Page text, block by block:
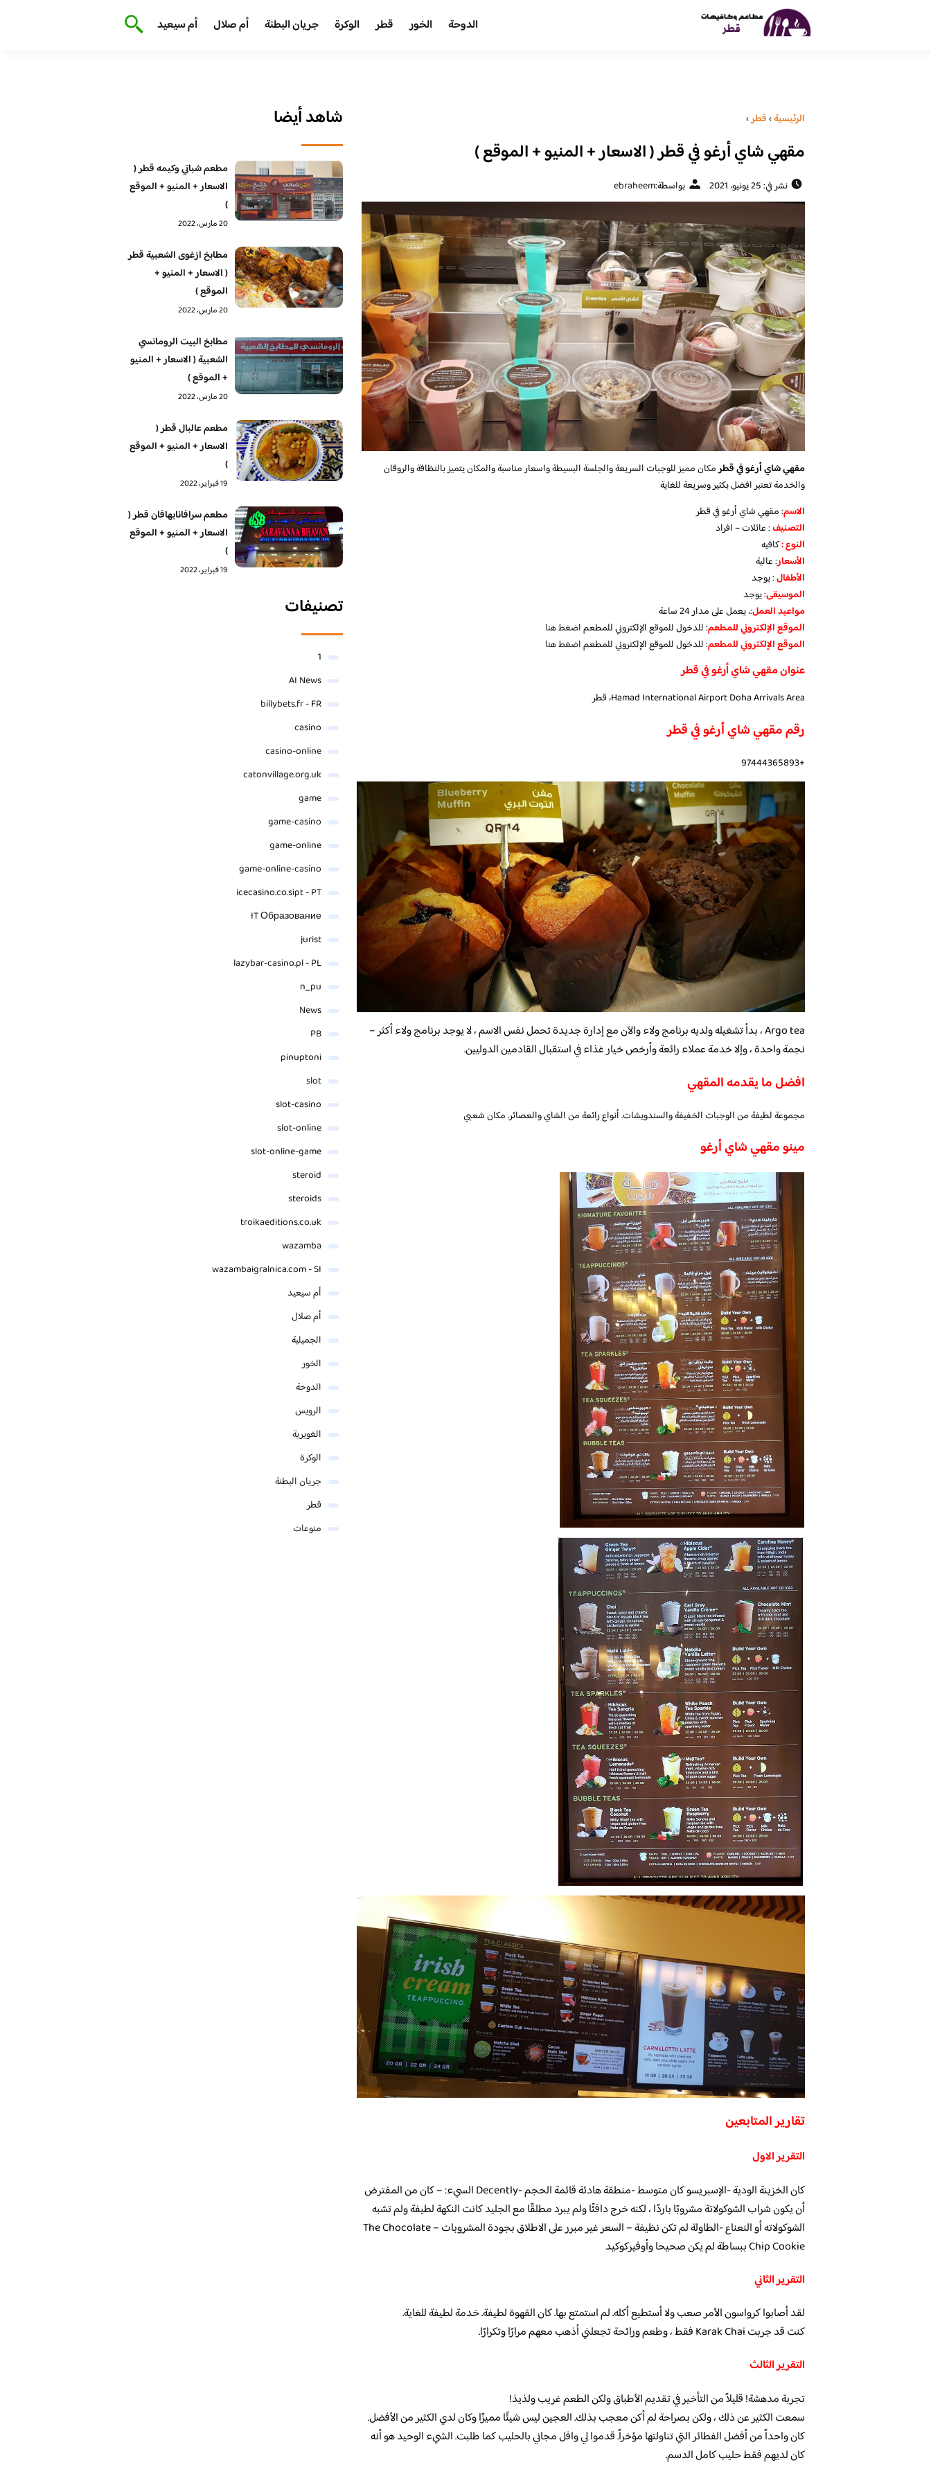
الدوحة الخور قطر الوكرة جريان البطنة أم صلال أم سيعيد
الرئيسية›قطر›
مقهي شاي أرغو في قطر ( الاسعار + المنيو + الموقع )
نشر في: 25 يونيو، 2021 بواسطة:ebraheem
مقهي شاي أرغو في قطرمكان مميز للوجبات السريعة والجلسة البسيطة واسعار مناسبة والمكان يتميز بالنظافة والروقان
والخدمة تعتبر افضل بكثير وسريعة للغاية
الاسم: مقهي شاي أرغو في قطر
التصنيف: عائلات – افراد
النوع :كافيه
الأسعار:عالية
الأطفال:يوجد
الموسيقى:يوجد
مواعيد العمل:، يعمل على مدار 24 ساعة
الموقع الإلكتروني للمطعم: للدخول للموقع الإلكتروني للمطعماضغط هنا
الموقع الإلكتروني للمطعم: للدخول للموقع الإلكتروني للمطعماضغط هنا
عنوان مقهي شاي أرغو في قطر
Hamad International Airport Doha Arrivals Area، قطر
رقم مقهي شاي أرغو في قطر
+97444365893
Argo tea ، بدأ تشغيله ولديه برنامج ولاء والآن مع إدارة جديدة تحمل نفس الاسم ، لا يوجد برنامج ولاء أكثر –
نجمة واحدة ، وإلا خدمة عملاء رائعة وأرخص خيار غذاء في استقبال القادمين الدوليين.
افضل ما يقدمه المقهي
مجموعة لطيفة من الوجبات الخفيفة والسندويشات. أنواع رائعة من الشاي والعصائر. مكان شعبي
مينو مقهي شاي أرغو
تقارير المتابعين
التقرير الاول
كان الخزينة الودية -الإسبريسو كان متوسط -منطقة هادئة قائمة الحجم -Decently السيء: – كان من المفترض
أن يكون شراب الشوكولاتة مشروبًا باردًا ، لكنه خرج دافئًا ولم يبرد مطلقًا مع الجليد كانت النكهة لطيفة ولم تشبه
الشوكولاته أو النعناع -الطاولة لم تكن نظيفة – السعر غير مبرر على الاطلاق بجودة المشروبات – The Chocolate
Chip Cookie ببساطة لم يكن صحيحا وأوفيركوكيد
التقرير الثاني
لقد أصابوا كرواسون الأمر صعب ولا أستطيع أكله. لم استمتع بها. كان القهوة لطيفة. خدمة لطيفة للغاية.
كنت قد جربت Karak Chai فقط ، وطعم ورائحة تجعلني أذهب معهم مرارًا وتكرارًا.
التقرير الثالث
تجربة مدهشة! قليلاً من التأخير في تقديم الأطباق ولكن الطعم غريب ولذيذ!
سمعت الكثير عن ذلك ، ولكن بصراحة لم أكن معجب بذلك. العجين ليس شيئًا مميزًا وكان لدي الكثير من الأفضل.
كان واحداً من أفضل الفطائر التي تناولتها مؤخراً. قدموا لي وافل مجاني بالحليب كما طلبت. الشيء الوحيد هو أنه
كان لديهم فقط حليب كامل الدسم.
شاهد أيضا
مطعم شباتي وكيمه قطر (
الاسعار + المنيو + الموقع
)
20 مارس، 2022
مطابخ ازغوى الشعبية قطر
( الاسعار + المنيو +
الموقع )
20 مارس، 2022
مطابخ البيت الرومانسي
الشعبية ( الاسعار + المنيو
+ الموقع )
20 مارس، 2022
مطعم عالبال قطر (
الاسعار + المنيو + الموقع
)
19 فبراير، 2022
مطعم سرافانابهافان قطر (
الاسعار + المنيو + الموقع
)
19 فبراير، 2022
تصنيفات
1
AI News
billybets.fr - FR
casino
casino-online
catonvillage.org.uk
game
game-casino
game-online
game-online-casino
icecasino.co.sipt - PT
IT Образование
jurist
lazybar-casino.pl - PL
n_pu
News
PB
pinuptoni
slot
slot-casino
slot-online
slot-online-game
steroid
steroids
troikaeditions.co.uk
wazamba
wazambaigralnica.com - SI
أم سيعيد
أم صلال
الجميلية
الخور
الدوحة
الرويس
الغويرية
الوكرة
جريان البطنة
قطر
منوعات